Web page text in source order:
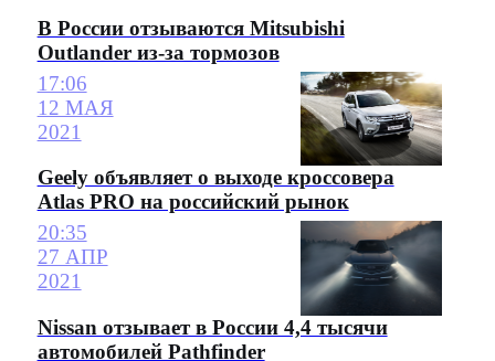
В России отзываются Mitsubishi
Outlander из-за тормозов
17:06
12 МАЯ
2021
Geely объявляет о выходе кроссовера
Atlas PRO на российский рынок
20:35
27 АПР
2021
Nissan отзывает в России 4,4 тысячи
автомобилей Pathfinder